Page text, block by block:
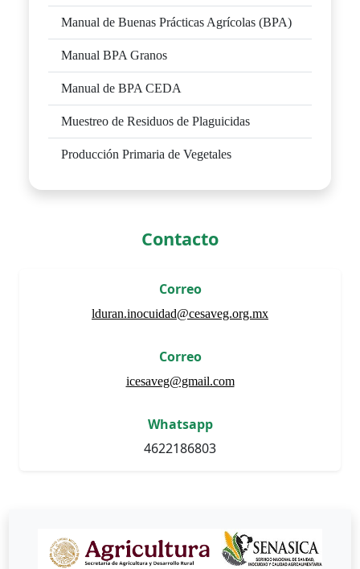
Manual de Buenas Prácticas Agrícolas (BPA)
Manual BPA Granos
Manual de BPA CEDA
Muestreo de Residuos de Plaguicidas
Producción Primaria de Vegetales
Contacto
Correo
lduran.inocuidad@cesaveg.org.mx
Correo
icesaveg@gmail.com
Whatsapp
4622186803